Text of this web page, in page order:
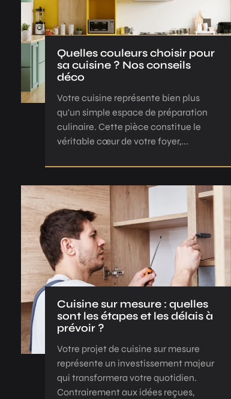
Quelles couleurs choisir pour
sa cuisine ? Nos conseils
déco
Votre cuisine représente bien plus
qu'un simple espace de préparation
culinaire. Cette pièce constitue le
véritable cœur de votre foyer,...
Cuisine sur mesure : quelles
sont les étapes et les délais à
prévoir ?
Votre projet de cuisine sur mesure
représente un investissement majeur
qui transformera votre quotidien.
Contrairement aux idées reçues,